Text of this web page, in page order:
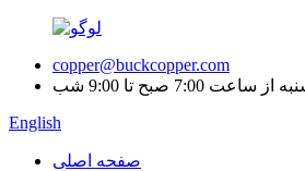
copper@buckcopper.com
7:00 صبح تا 9:00 شب
English
صفحه اصلی